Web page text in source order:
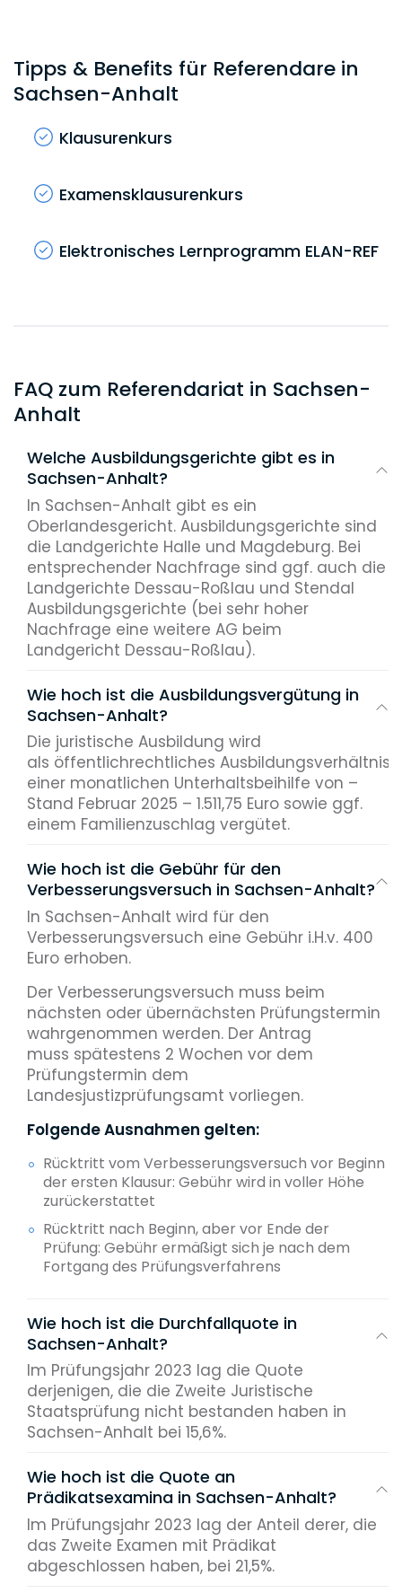
Tipps & Benefits für Referendare in
Sachsen-Anhalt
Klausurenkurs
Examensklausurenkurs
Elektronisches Lernprogramm ELAN-REF
FAQ zum Referendariat in Sachsen-
Anhalt
Welche Ausbildungsgerichte gibt es in
Sachsen-Anhalt?
In Sachsen-Anhalt gibt es ein
Oberlandesgericht. Ausbildungsgerichte sind
die Landgerichte Halle und Magdeburg. Bei
entsprechender Nachfrage sind ggf. auch die
Landgerichte Dessau-Roßlau und Stendal
Ausbildungsgerichte (bei sehr hoher
Nachfrage eine weitere AG beim
Landgericht Dessau-Roßlau).
Wie hoch ist die Ausbildungsvergütung in
Sachsen-Anhalt?
Die juristische Ausbildung wird
als öffentlichrechtliches Ausbildungsverhältnis
einer monatlichen Unterhaltsbeihilfe von –
Stand Februar 2025 – 1.511,75 Euro sowie ggf.
einem Familienzuschlag vergütet.
Wie hoch ist die Gebühr für den
Verbesserungsversuch in Sachsen-Anhalt?
In Sachsen-Anhalt wird für den
Verbesserungsversuch eine Gebühr i.H.v. 400
Euro erhoben.
Der Verbesserungsversuch muss beim
nächsten oder übernächsten Prüfungstermin
wahrgenommen werden. Der Antrag
muss spätestens 2 Wochen vor dem
Prüfungstermin dem
Landesjustizprüfungsamt vorliegen.
Folgende Ausnahmen gelten:
Rücktritt vom Verbesserungsversuch vor Beginn
der ersten Klausur: Gebühr wird in voller Höhe
zurückerstattet
Rücktritt nach Beginn, aber vor Ende der
Prüfung: Gebühr ermäßigt sich je nach dem
Fortgang des Prüfungsverfahrens
Wie hoch ist die Durchfallquote in
Sachsen-Anhalt?
Im Prüfungsjahr 2023 lag die Quote
derjenigen, die die Zweite Juristische
Staatsprüfung nicht bestanden haben in
Sachsen-Anhalt bei 15,6%.
Wie hoch ist die Quote an
Prädikatsexamina in Sachsen-Anhalt?
Im Prüfungsjahr 2023 lag der Anteil derer, die
das Zweite Examen mit Prädikat
abgeschlossen haben, bei 21,5%.